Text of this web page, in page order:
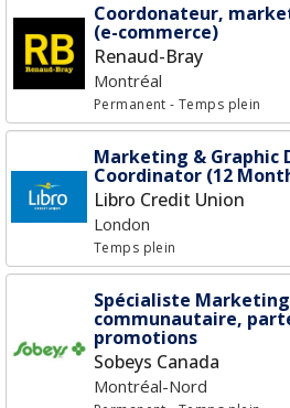
Coordonateur,
(e-commerce)
Renaud-Bray
Montréal
Permanent- Temps plein
Marketing & Graphic
Coordinator (12
Libro Credit Union
London
Temps plein
Spécialiste
communautaire,
promotions
Sobeys Canada
Montréal-Nord